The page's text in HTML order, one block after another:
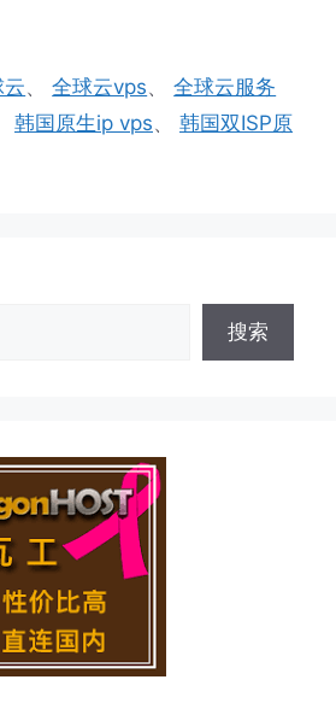
、全球云vps、全球云服务
韩国原生ip vps、 韩国双ISP原
搜索